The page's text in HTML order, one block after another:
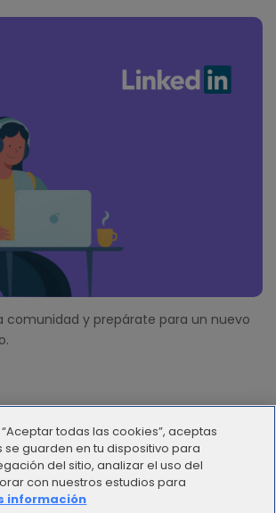
comunidad y prepárate para un nuevo
| Workana LLC - Todos los derechos
reservados
todas las cookies”, aceptas
se guarden en tu dispositivo para
del sitio, analizar el uso del
con nuestros estudios para
información